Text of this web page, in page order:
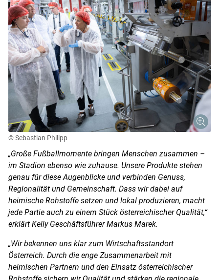
© Sebastian Philipp
„Große Fußballmomente bringen Menschen zusammen –
im Stadion ebenso wie zuhause. Unsere Produkte stehen
genau für diese Augenblicke und verbinden Genuss,
Regionalität und Gemeinschaft. Dass wir dabei auf
heimische Rohstoffe setzen und lokal produzieren, macht
jede Partie auch zu einem Stück österreichischer Qualität,“
erklärt Kelly Geschäftsführer Markus Marek.
„Wir bekennen uns klar zum Wirtschaftsstandort
Österreich. Durch die enge Zusammenarbeit mit
heimischen Partnern und den Einsatz österreichischer